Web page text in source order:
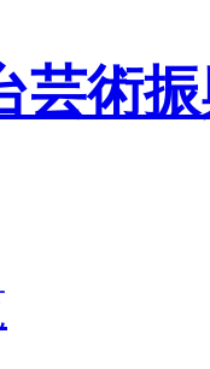
芸術